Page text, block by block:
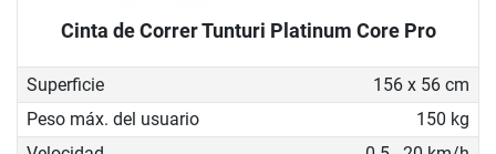
Cinta de Correr Tunturi Platinum Core Pro
Superficie
156 x 56 cm
Peso máx. del usuario
150 kg